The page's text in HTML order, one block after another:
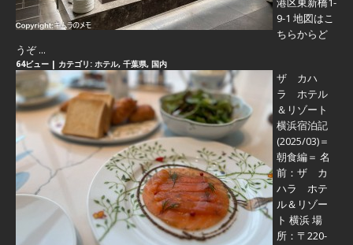
9-1 地図はこ
ちらからど
うぞ ...
64ビュー | カテゴリ: ホテル, 千葉県, 国内
ザ カハ
ラ ホテル
＆リゾート
横浜宿泊記
(2025/03)＝
朝食編＝ 名
前：ザ カ
ハラ ホテ
ル＆リゾー
ト 横浜 場
所：〒220-